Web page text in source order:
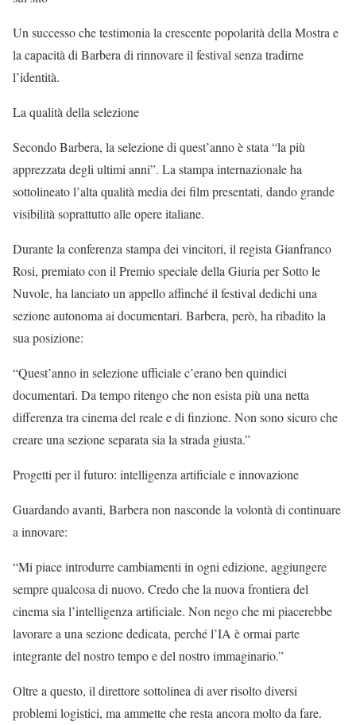
Un successo che testimonia la crescente popolarità della Mostra e
la capacità di Barbera di rinnovare il festival senza tradirne
l’identità.
La qualità della selezione
Secondo Barbera, la selezione di quest’anno è stata “la più
apprezzata degli ultimi anni”. La stampa internazionale ha
sottolineato l’alta qualità media dei film presentati, dando grande
visibilità soprattutto alle opere italiane.
Durante la conferenza stampa dei vincitori, il regista Gianfranco
Rosi, premiato con il Premio speciale della Giuria per Sotto le
Nuvole, ha lanciato un appello affinché il festival dedichi una
sezione autonoma ai documentari. Barbera, però, ha ribadito la
sua posizione:
“Quest’anno in selezione ufficiale c’erano ben quindici
documentari. Da tempo ritengo che non esista più una netta
differenza tra cinema del reale e di finzione. Non sono sicuro che
creare una sezione separata sia la strada giusta.”
Progetti per il futuro: intelligenza artificiale e innovazione
Guardando avanti, Barbera non nasconde la volontà di continuare
a innovare:
“Mi piace introdurre cambiamenti in ogni edizione, aggiungere
sempre qualcosa di nuovo. Credo che la nuova frontiera del
cinema sia l’intelligenza artificiale. Non nego che mi piacerebbe
lavorare a una sezione dedicata, perché l’IA è ormai parte
integrante del nostro tempo e del nostro immaginario.”
Oltre a questo, il direttore sottolinea di aver risolto diversi
problemi logistici, ma ammette che resta ancora molto da fare.